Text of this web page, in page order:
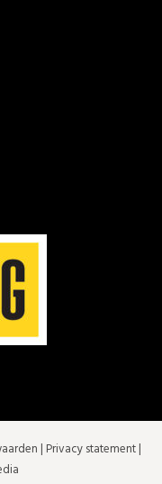
| Privacy statement|